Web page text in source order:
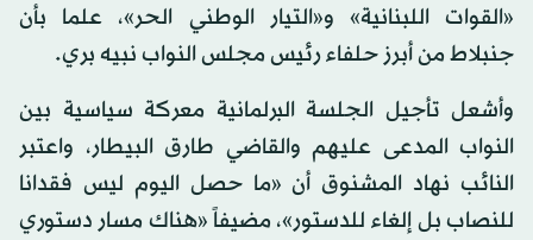
«القوات اللبنانية» و«التيار الوطني الحر»، علما بأن
جنبلاط من أبرز حلفاء رئيس مجلس النواب نبيه بري.
وأشعل تأجيل الجلسة البرلمانية معركة سياسية بين
النواب المدعى عليهم والقاضي طارق البيطار، واعتبر
النائب نهاد المشنوق أن «ما حصل اليوم ليس فقدانا
للنصاب بل إلغاء للدستور»، مضيفاً «هناك مسار دستوري